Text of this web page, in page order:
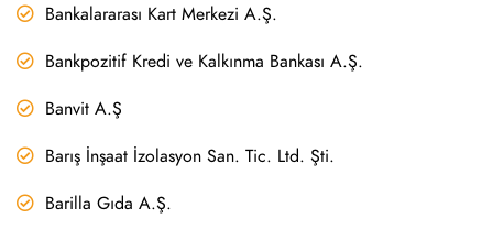
Bankalararası Kart Merkezi A.Ş.
Bankpozitif Kredi ve Kalkınma Bankası A.Ş.
Banvit A.Ş
Barış İnşaat İzolasyon San. Tic. Ltd. Şti.
Barilla Gıda A.Ş.